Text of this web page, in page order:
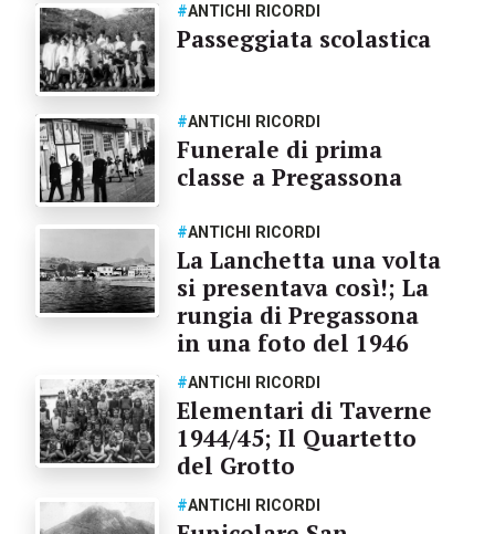
#ANTICHI RICORDI
Passeggiata scolastica
#ANTICHI RICORDI
Funerale di prima
classe a Pregassona
#ANTICHI RICORDI
La Lanchetta una volta
si presentava così!; La
rungia di Pregassona
in una foto del 1946
#ANTICHI RICORDI
Elementari di Taverne
1944/45; Il Quartetto
del Grotto
#ANTICHI RICORDI